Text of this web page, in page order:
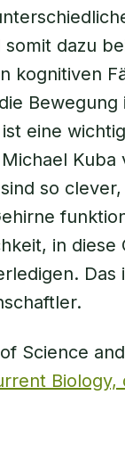
dazu
kognitiven
eine
so
in diese
Science
Biology,